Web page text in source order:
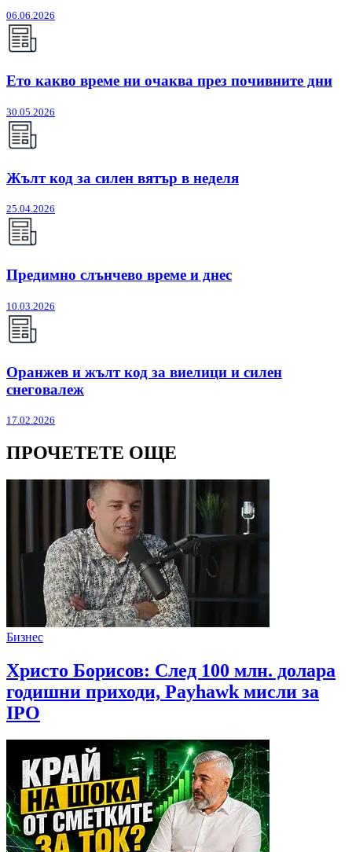
06.06.2026
Ето какво време ни очаква през почивните дни
30.05.2026
Жълт код за силен вятър в неделя
25.04.2026
Предимно слънчево време и днес
10.03.2026
Оранжев и жълт код за виелици и силен
снеговалеж
17.02.2026
ПРОЧЕТЕТЕ ОЩЕ
Бизнес
Христо Борисов: След 100 млн. долара
годишни приходи, Payhawk мисли за
IPO